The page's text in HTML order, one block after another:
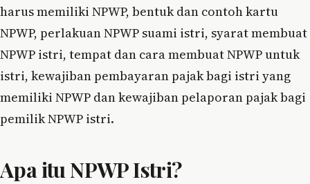
harus memiliki NPWP, bentuk dan contoh kartu
NPWP, perlakuan NPWP suami istri, syarat membuat
NPWP istri, tempat dan cara membuat NPWP untuk
istri, kewajiban pembayaran pajak bagi istri yang
memiliki NPWP dan kewajiban pelaporan pajak bagi
pemilik NPWP istri.
Apa itu NPWP Istri?